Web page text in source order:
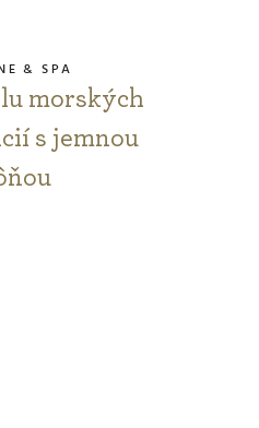
& SPA
morských
s jemnou